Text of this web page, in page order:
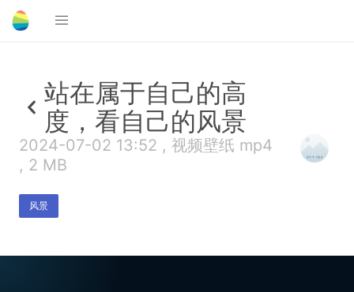
站在属于自己的高
度，看自己的风景
2024-07-02 13:52 , 视频壁纸 mp4
, 2 MB
风景